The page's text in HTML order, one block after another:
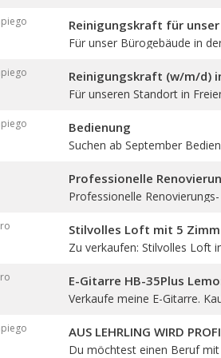
Reinigungskraft für unser
Für unser Bürogebäude in
Reinigungskraft (w/m/d)
Für unseren Standort in
Bedienung
Suchen ab September
Professionelle
Professionelle
Stilvolles Loft mit 5
Zu verkaufen: Stilvolles Loft
E-Gitarre HB-35Plus
Verkaufe meine E-Gitarre.
AUS LEHRLING WIRD
Du möchtest einen Beruf mit